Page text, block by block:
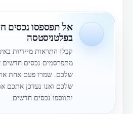
אל תפספסו נכסים
בפלטניסטסה
קבלו התראות מיידיות
מתפרסמים נכסים חדשים
שלכם. שמרו פעם אחת
שלכם ואנו נעדכן אתכם
יתווספו נכסים חדשים.